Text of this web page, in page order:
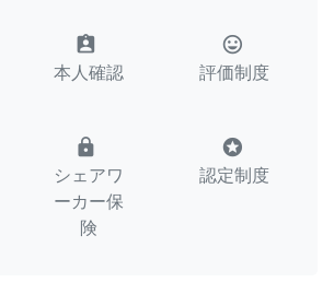
assignment_ind
本人確認
tag_faces
評価制度
lock
シェアワ
ーカー保
険
stars
認定制度